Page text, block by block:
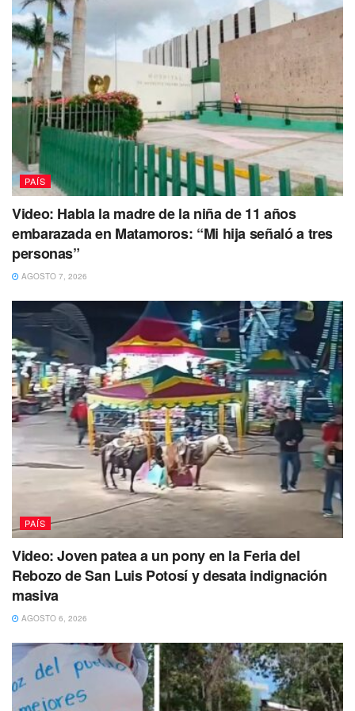
nuevo, se considera estar ahuyentando ocurriendo la
buena suerte y abundancia en tu hogar.
Tags: Abundancia Buena suerte
Prosperidad
Rituales de año nuevo
PAÍS
Video: Habla la madre de la niña de 11 años
embarazada en Matamoros: “Mi hija señaló a tres
personas”
AGOSTO 7, 2026
PAÍS
Video: Joven patea a un pony en la Feria del
Rebozo de San Luis Potosí y desata indignación
masiva
AGOSTO 6, 2026